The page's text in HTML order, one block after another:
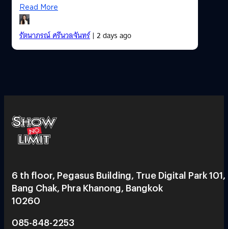
Read More
รัตนาภรณ์ ศรีนวลจันทร์| 2 days ago
6 th floor, Pegasus Building, True Digital Park 101,
Bang Chak, Phra Khanong, Bangkok
10260
085-848-2253